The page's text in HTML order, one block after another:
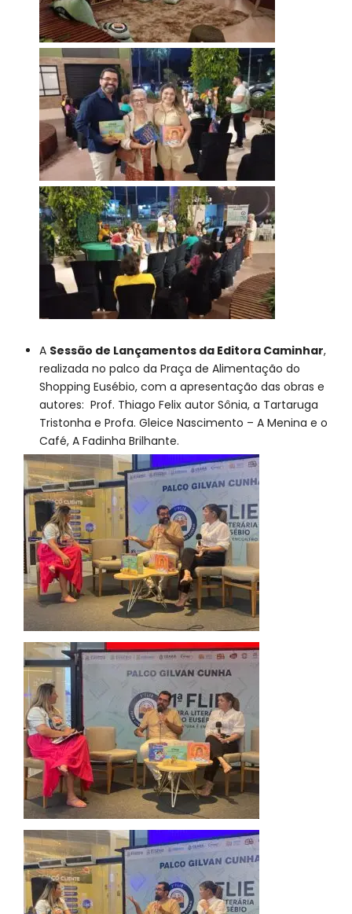
A Sessão de Lançamentos da Editora Caminhar,
realizada no palco da Praça de Alimentação do
Shopping Eusébio, com a apresentação das obras e
autores: Prof. Thiago Felix autor Sônia, a Tartaruga
Tristonha e Profa. Gleice Nascimento – A Menina e o
Café, A Fadinha Brilhante.